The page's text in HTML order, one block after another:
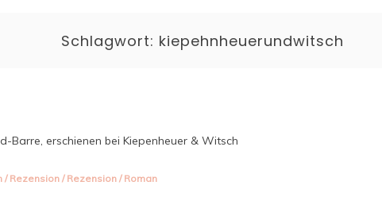
Schlagwort: kiepehnheuerundwitsch
/ Rezension / Rezension / Roman